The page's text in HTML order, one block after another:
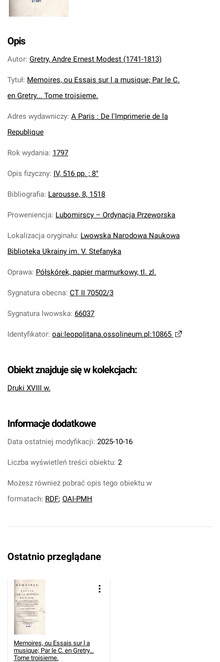
Opis
Autor: Gretry, Andre Ernest Modest (1741-1813)
Tytuł: Memoires, ou Essais sur l a musique; Par le C.
en Gretry... Tome troisieme.
Adres wydawniczy: A Paris : De l'Imprimerie de la
Republique
Rok wydania: 1797
Opis fizyczny: IV, 516 pp. ; 8°
Bibliografia: Larousse, 8, 1518
Proweniencja: Lubomirscy – Ordynacja Przeworska
Lokalizacja oryginału: Lwowska Narodowa Naukowa
Biblioteka Ukrainy im. V. Stefanyka
Oprawa: Półskórek, papier marmurkowy, tl. zl.
Sygnatura obecna: CT II 70502/3
Sygnatura lwowska: 66037
Identyfikator: oai:leopolitana.ossolineum.pl:10865
Obiekt znajduje się w kolekcjach:
Druki XVIII w.
Informacje dodatkowe
Data ostatniej modyfikacji: 2025-10-16
Liczba wyświetleń treści obiektu: 2
Możesz również pobrać opis tego obiektu w
formatach: RDF; OAI-PMH
Ostatnio przeglądane
Memoires, ou Essais sur l a
musique; Par le C. en Gretry...
Tome troisieme.